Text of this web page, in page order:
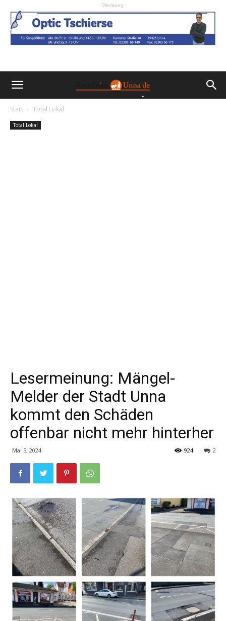
- Werbung -
Start Total Lokal
Total Lokal
Lesermeinung: Mängel-
Melder der Stadt Unna
kommt den Schäden
offenbar nicht mehr hinterher
Mai 5, 2024 2
924